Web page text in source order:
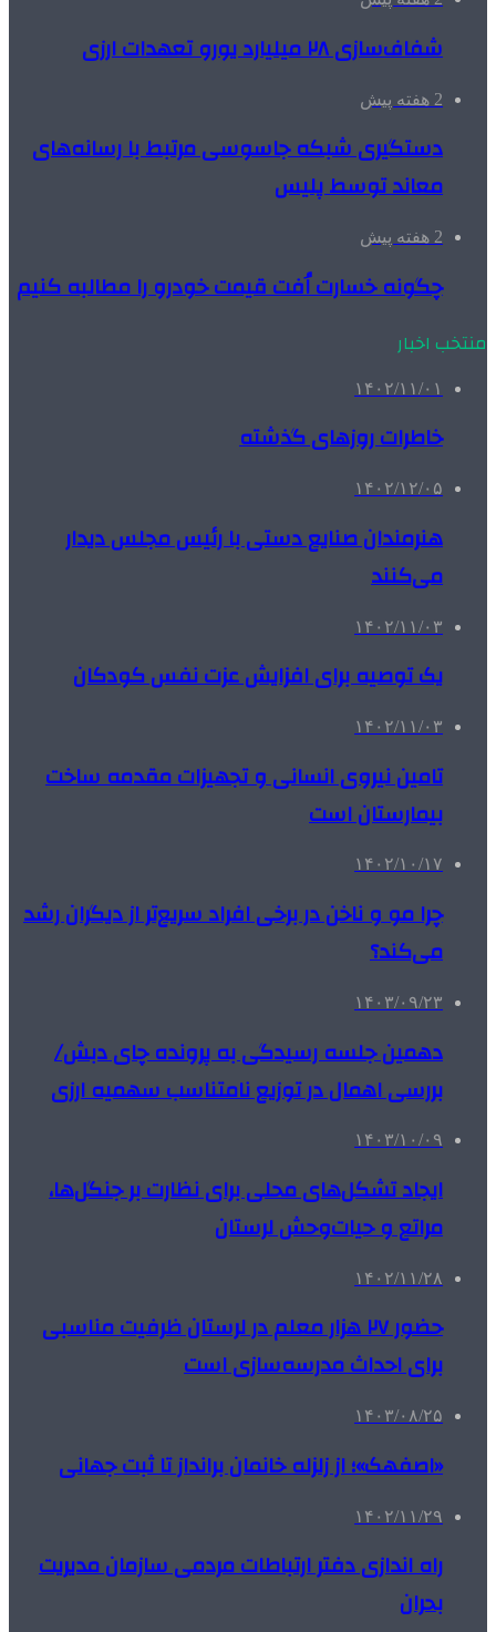
شفاف‌سازی ۲۸ میلیارد یورو تعهدات ارزی
2 هفته پیش
دستگیری شبکه جاسوسی مرتبط با رسانه‌های
معاند توسط پلیس
2 هفته پیش
چگونه خسارت اُفت قیمت خودرو را مطالبه کنیم
منتخب اخبار
۱۴۰۲/۱۱/۰۱
خاطرات روزهای گذشته
۱۴۰۲/۱۲/۰۵
هنرمندان صنایع دستی با رئیس مجلس دیدار
می‌کنند
۱۴۰۲/۱۱/۰۳
یک توصیه برای افزایش عزت نفس کودکان
۱۴۰۲/۱۱/۰۳
تامین نیروی انسانی و تجهیزات مقدمه ساخت
بیمارستان است
۱۴۰۲/۱۰/۱۷
چرا مو و ناخن در برخی افراد سریع‌تر از دیگران رشد
می‌کند؟
۱۴۰۳/۰۹/۲۳
دهمین جلسه رسیدگی به پرونده چای دبش/
بررسی اهمال در توزیع نامتناسب سهمیه ارزی
۱۴۰۳/۱۰/۰۹
ایجاد تشکل‌های محلی برای نظارت بر جنگل‌ها،
مراتع و حیات‌وحش لرستان
۱۴۰۲/۱۱/۲۸
حضور ۲۷ هزار معلم در لرستان ظرفیت مناسبی
برای احداث مدرسه‌سازی است
۱۴۰۳/۰۸/۲۵
«اصفهک»؛ از زلزله خانمان برانداز تا ثبت جهانی
۱۴۰۲/۱۱/۲۹
راه اندازی دفتر ارتباطات مردمی سازمان مدیریت
بحران